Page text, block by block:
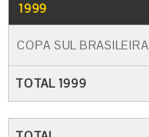
1999
COPA SUL BRASILEIRA
TOTAL 1999